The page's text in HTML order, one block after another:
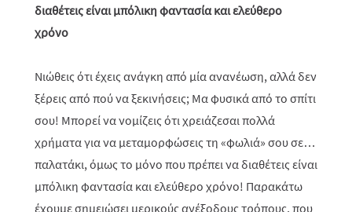
διαθέτεις είναι μπόλικη φαντασία και ελεύθερο
χρόνο
Νιώθεις ότι έχεις ανάγκη από μία ανανέωση, αλλά δεν
ξέρεις από πού να ξεκινήσεις; Μα φυσικά από το σπίτι
σου! Μπορεί να νομίζεις ότι χρειάζεσαι πολλά
χρήματα για να μεταμορφώσεις τη «φωλιά» σου σε…
παλατάκι, όμως το μόνο που πρέπει να διαθέτεις είναι
μπόλικη φαντασία και ελεύθερο χρόνο! Παρακάτω
έχουμε σημειώσει μερικούς ανέξοδους τρόπους, που